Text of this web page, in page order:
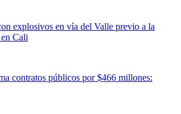
explosivos en vía del Valle previo a la
Cali
contratos públicos por $466 millones: